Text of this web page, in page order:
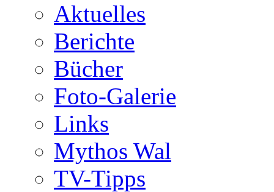
Aktuelles
Berichte
Bücher
Foto-Galerie
Links
Mythos Wal
TV-Tipps